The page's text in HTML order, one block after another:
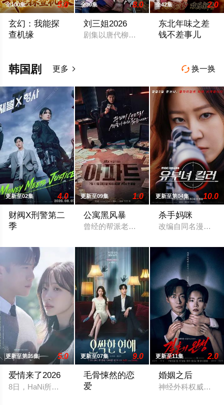
全100集 5.0
玄幻：我能探
查机缘
全30集 8.0
刘三姐2026
剧集以唐代柳州为背景，讲述壮族歌仙刘
全42集 2.0
东北年味之差
钱不差事儿
 换一换
韩国剧 更多 
更新至02集 4.0
财阀X刑警第二
季
更新至09集 1.0
公寓黑风暴
曾经的帮派老大急需现金，于是和有志成
更新至第04集 10.0
杀手妈咪
改编自同名漫画。
更新至第05集 5.0
爱情来了2026
8日，HaNi所属公司Subrame方面对OSEN表示：“HaNi正在考
更新至07集 9.0
毛骨悚然的恋
爱
更新至11集 2.0
婚姻之后
神经外科权威姜泰